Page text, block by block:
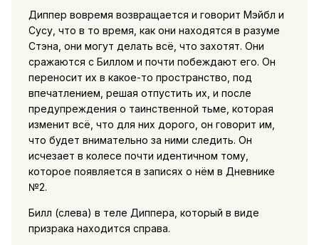
Диппер вовремя возвращается и говорит Мэйбл и
Сусу, что в то время, как они находятся в разуме
Стэна, они могут делать всё, что захотят. Они
сражаются с Биллом и почти побеждают его. Он
переносит их в какое-то пространство, под
впечатлением, решая отпустить их, и после
предупреждения о таинственной тьме, которая
изменит всё, что для них дорого, он говорит им,
что будет внимательно за ними следить. Он
исчезает в колесе почти идентичном тому,
которое появляется в записях о нём в Дневнике
№2.
Билл (слева) в теле Диппера, который в виде
призрака находится справа.